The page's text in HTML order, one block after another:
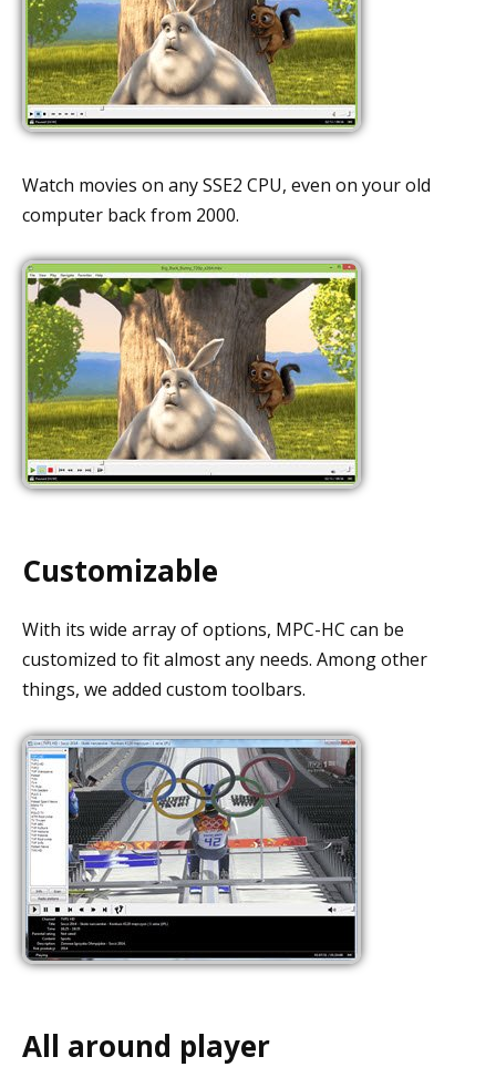
Watch movies on any SSE2 CPU, even on your old
computer back from 2000.
Customizable
With its wide array of options, MPC-HC can be
customized to fit almost any needs. Among other
things, we added custom toolbars.
All around player